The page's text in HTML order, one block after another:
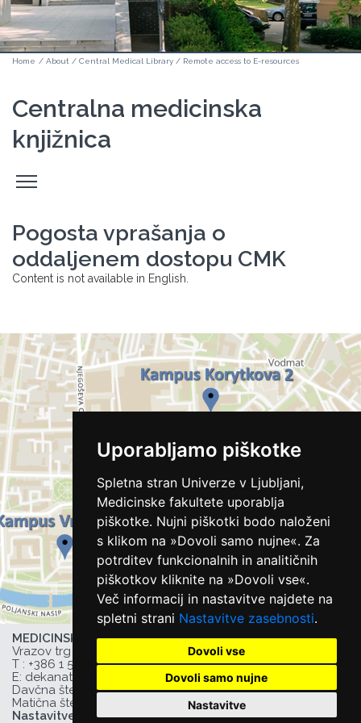
Uporabljamo piškotke
Spletna stran Univerze v Ljubljani,
Medicinske fakultete uporablja
piškotke. Nujni piškotki bodo naloženi
s klikom na »Dovoli samo nujne«. Za
potrditev funkcionalnih in analitičnih
piškotkov kliknite na »Dovoli vse«.
Več informacij in nastavitve najdete na
spletni strani Nastavitve zasebnosti.
Dovoli vse
Dovoli samo nujne
Nastavitve
Home / About / Central Medical Library / Remote access to E-resources
Centralna medicinska
knjižnica
Odpri
stranski
Pogosta vprašanja o
oddaljenem dostopu CMK
Content is not available in English.
MEDICINSKA FAKULTETA UL,
Vrazov trg 2, 1000 Ljubljana, Slovenija,
T : +386 1 543 77 00, F: +386 1 543 77 01,
E: dekanat@mf.uni-lj.si
Davčna številka UL MF: 44752385,
Matična številka UL MF: 1627066
Nastavitve zasebnosti